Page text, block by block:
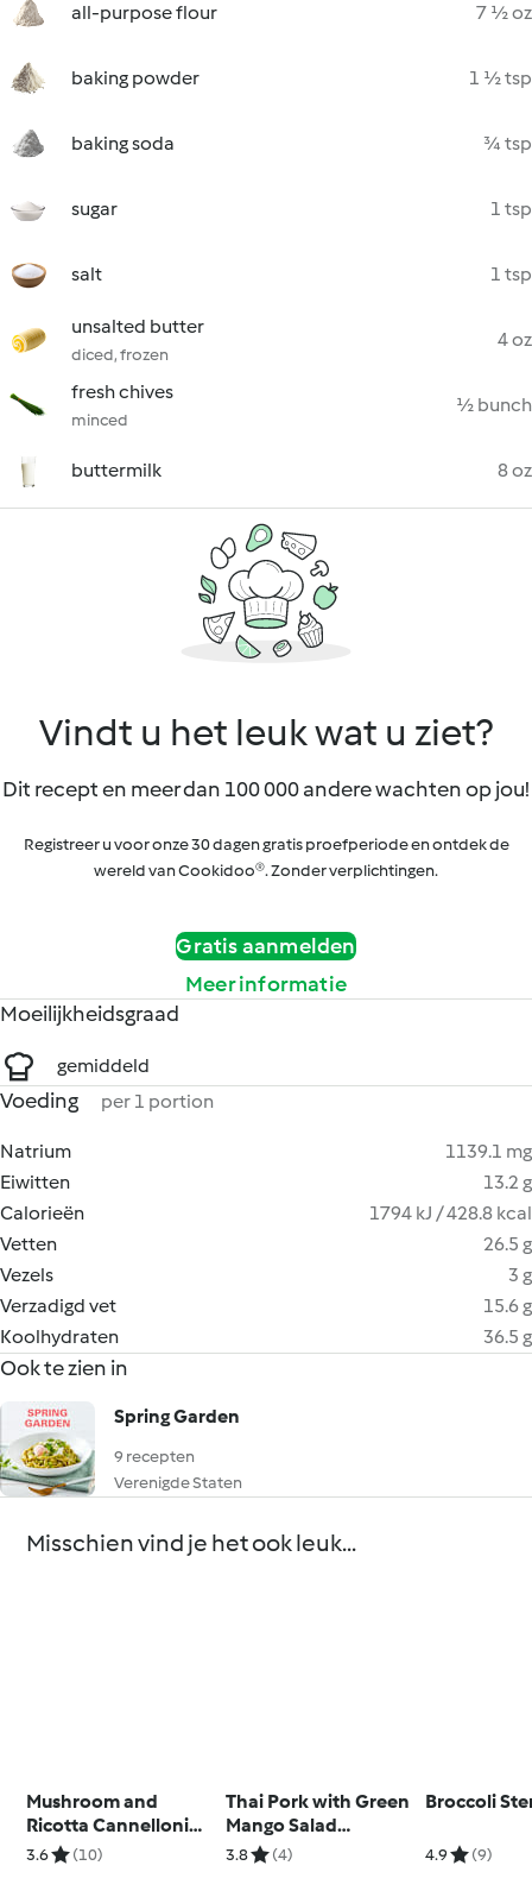
all-purpose flour 7 ½ oz
baking powder 1 ½ tsp
baking soda ¾ tsp
sugar 1 tsp
salt 1 tsp
unsalted butter
diced, frozen
4 oz
fresh chives
minced
½ bunch
buttermilk 8 oz
Vindt u het leuk wat u ziet?
Dit recept en meer dan 100 000 andere wachten op jou!
Registreer u voor onze 30 dagen gratis proefperiode en ontdek de
wereld van Cookidoo®. Zonder verplichtingen.
Gratis aanmelden
Meer informatie
Moeilijkheidsgraad
gemiddeld
Voeding per 1 portion
Natrium
1139.1 mg
Eiwitten
13.2 g
Calorieën
1794 kJ / 428.8 kcal
Vetten
26.5 g
Vezels
3 g
Verzadigd vet
15.6 g
Koolhydraten
36.5 g
Ook te zien in
Spring Garden
9 recepten
Verenigde Staten
Misschien vind je het ook leuk...
Mushroom and
Ricotta Cannelloni
(Diabetes)
3.6 (10)
Thai Pork with Green
Mango Salad
(Diabetes)
3.8 (4)
Broccoli
4.9 (9)